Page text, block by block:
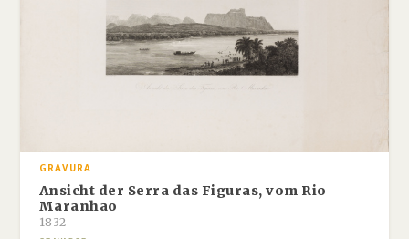
GRAVURA
Ansicht der Serra das Figuras, vom Rio
Maranhao
1832